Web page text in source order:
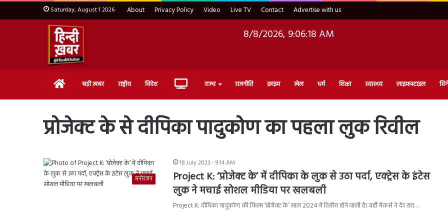
Saturday, August 1 2026 About Privacy Policy Video Live TV Contact Advertise with us
8/8/2026, 9:06:19 AM
Home बड़ी ख़बर राष्ट्रीय विदेश Live राज्य राजनीति क्राइम खेल धर्म शिक्षा स्वास्थ्य लाइफ़स्टाइल
प्रोजेक्ट के से दीपिका पादुकोण का पहला लुक रिवील
मनोरंजन
18 July 2023 - 9:14 AM
Project K: ‘प्रोजेक्ट के’ में दीपिका के लुक से उठा पर्दा, एक्ट्रेस के इंटेस
लुक ने मचाई सोशल मीडिया पर खलबली
Project K: दीपिका पादुकोण की फिल्म ‘प्रोजेक्ट के’ साल 2024 में रिलीज होने वाली है। वहीं मेकर्स ने देर रात…